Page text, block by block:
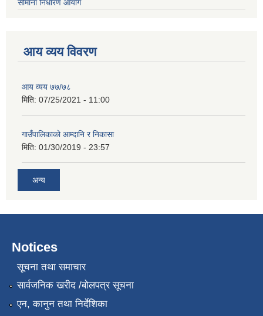
सीमाना निर्धारण आयोग
आय व्यय विवरण
आय व्यय ७७/७८
मिति: 07/25/2021 - 11:00
गाउँपालिकाको आम्दानि र निकासा
मिति: 01/30/2019 - 23:57
अन्य
Notices
सूचना तथा समाचार
सार्वजनिक खरीद /बोलपत्र सूचना
एन, कानुन तथा निर्देशिका